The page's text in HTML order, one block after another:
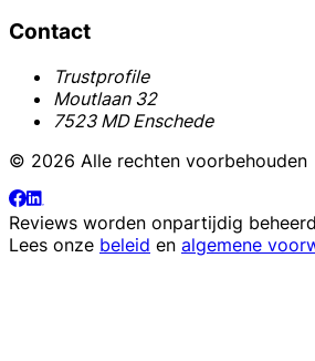
Contact
Trustprofile
Moutlaan 32
7523 MD Enschede
© 2026 Alle rechten voorbehouden
Reviews worden onpartijdig
Lees onze beleid en algemene